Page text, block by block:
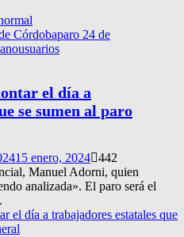
Córdobaparo 24 de
usuarios
el día a
se sumen al paro
15 enero, 2024 442
Manuel Adorni, quien
analizada». El paro será el
el día a trabajadores estatales que